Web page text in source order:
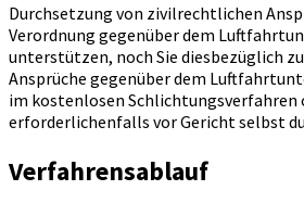
Durchsetzung von zivilrechtlichen
Verordnung gegenüber dem
unterstützen, noch Sie diesbezüglich
Ansprüche gegenüber dem
im kostenlosen Schlichtungsverfahren
erforderlichenfalls vor Gericht selbst
Verfahrensablauf